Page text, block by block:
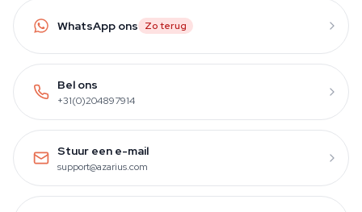
WhatsApp ons Zo terug
Bel ons
+31(0)204897914
Stuur een e-mail
support@azarius.com